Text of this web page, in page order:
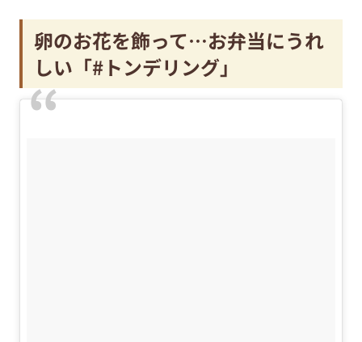
卵のお花を飾って…お弁当にうれ
しい「#トンデリング」